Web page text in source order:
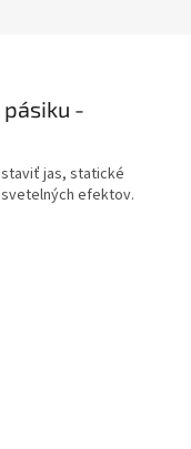
pásiku -
jas, statické
efektov.